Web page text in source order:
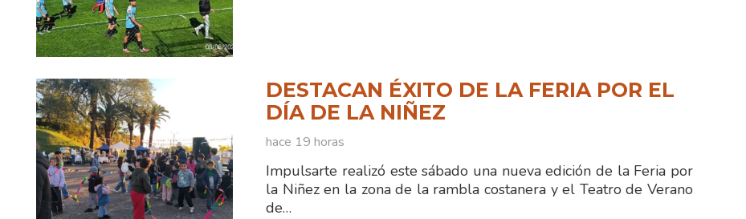
DESTACAN ÉXITO DE LA FERIA POR EL
DÍA DE LA NIÑEZ
hace 19 horas
Impulsarte realizó este sábado una nueva edición de la Feria por
la Niñez en la zona de la rambla costanera y el Teatro de Verano
de…